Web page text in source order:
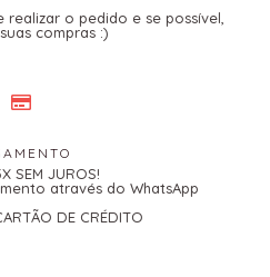
o pedido e se possível,
compras :)
SEM JUROS!
através do WhatsApp
DE CRÉDITO